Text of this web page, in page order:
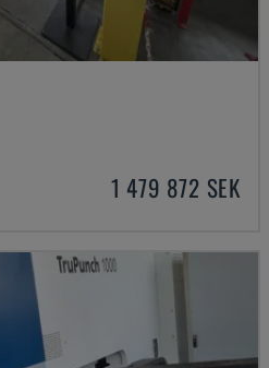
1 479 872 SEK